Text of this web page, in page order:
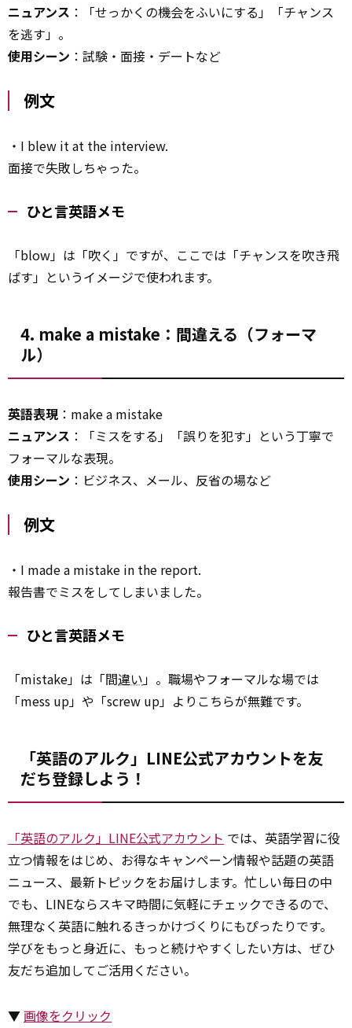
ニュアンス ：「せっかくの機会をふいにする」「チャンス
を逃す」。
使用シーン ：試験・面接・デートなど
例文
・I blew it at the interview.
面接で失敗しちゃった。
ひと言英語メモ
「blow」は「吹く」ですが、ここでは「チャンスを吹き飛
ばす」というイメージで使われます。
4. make a mistake：間違える（フォーマ
ル）
英語表現 ：make a mistake
ニュアンス ：「ミスをする」「誤りを犯す」という丁寧で
フォーマルな表現。
使用シーン ：ビジネス、メール、反省の場など
例文
・I made a mistake in the report.
報告書でミスをしてしまいました。
ひと言英語メモ
「mistake」は「間違い」。職場やフォーマルな場では
「mess up」や「screw up」よりこちらが無難です。
「英語のアルク」LINE公式アカウントを友
だち登録しよう！
「英語のアルク」LINE公式アカウント では、英語学習に役
立つ情報をはじめ、お得なキャンペーン情報や話題の英語
ニュース、最新トピックをお届けします。忙しい毎日の中
でも、LINEならスキマ時間に気軽にチェックできるので、
無理なく英語に触れるきっかけづくりにもぴったりです。
学びをもっと身近に、もっと続けやすくしたい方は、ぜひ
友だち追加してご活用ください。
▼画像をクリック